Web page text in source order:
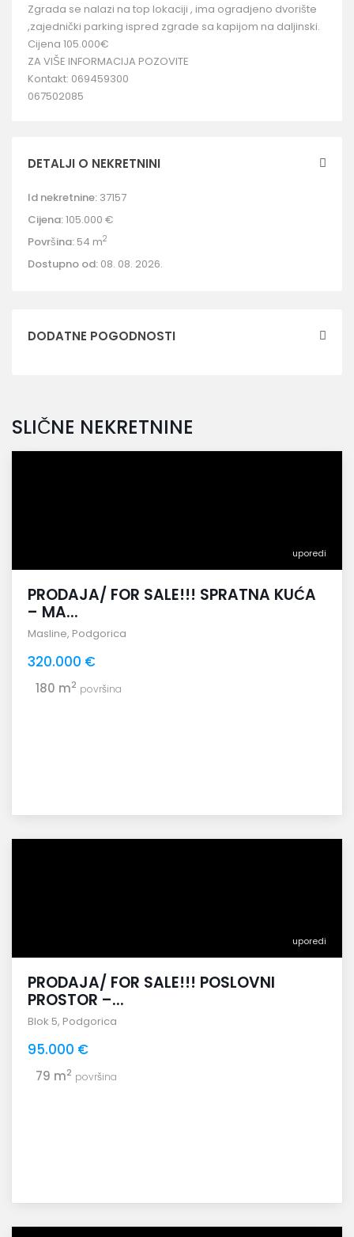
Zgrada se nalazi na top lokaciji , ima ogradjeno dvorište
,zajednički parking ispred zgrade sa kapijom na daljinski.
Cijena 105.000€
ZA VIŠE INFORMACIJA POZOVITE
Kontakt: 069459300
067502085
DETALJI O NEKRETNINI
Id nekretnine: 37157
Cijena:105.000 €
Površina: 54 m2
Dostupno od: 08. 08. 2026.
DODATNE POGODNOSTI
SLIČNE NEKRETNINE
uporedi
PRODAJA/ FOR SALE!!! SPRATNA KUĆA
– MA...
Masline, Podgorica
320.000 €
180 m2 površina
uporedi
PRODAJA/ FOR SALE!!! POSLOVNI
PROSTOR –...
Blok 5, Podgorica
95.000 €
79 m2 površina